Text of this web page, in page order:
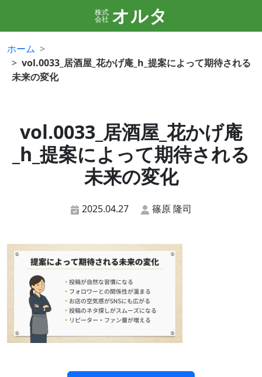
株式
会社 オルタ
ホーム
vol.0033_居酒屋_花かげ庵_h_提案によって期待される
未来の変化
vol.0033_居酒屋_花かげ庵
_h_提案によって期待される
未来の変化
2025.04.27 篠原 隆司